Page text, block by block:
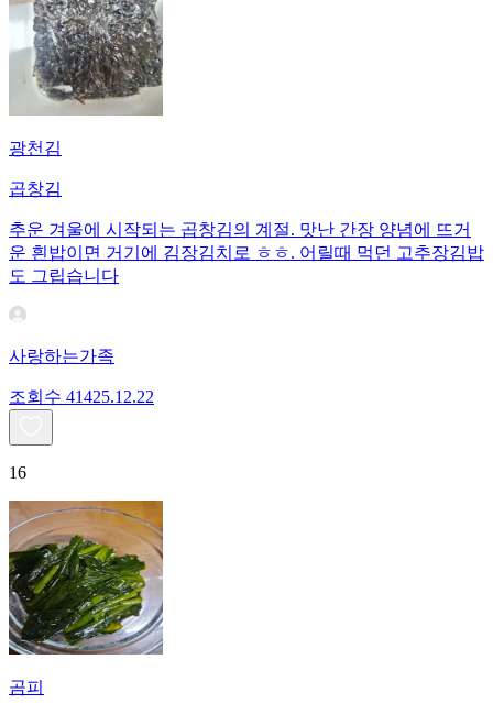
광천김
곱창김
추운 겨울에 시작되는 곱창김의 계절. 맛난 간장 양념에 뜨거
운 흰밥이면 거기에 김장김치로 ㅎㅎ. 어릴때 먹던 고추장김밥
도 그립습니다
사랑하는가족
조회수 41425.12.22
16
곰피